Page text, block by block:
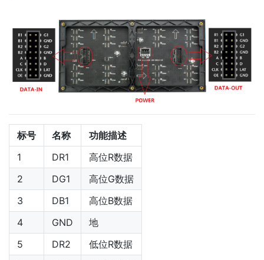
标号 名称
功能描述
1
DR1
高位R数据
2
DG1
高位G数据
3
DB1
高位B数据
4
GND
地
5
DR2
低位R数据